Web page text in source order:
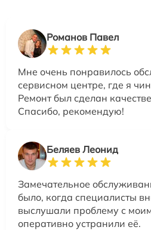
Романов Павел
Мне очень понравилось
сервисном центре, где я
Ремонт был сделан
Спасибо, рекомендую!
Беляев Леонид
Замечательное
было, когда специалисты
выслушали проблему с
оперативно устранили её.